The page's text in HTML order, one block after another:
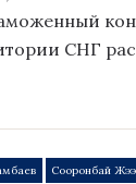
СНГ
Сооронбай